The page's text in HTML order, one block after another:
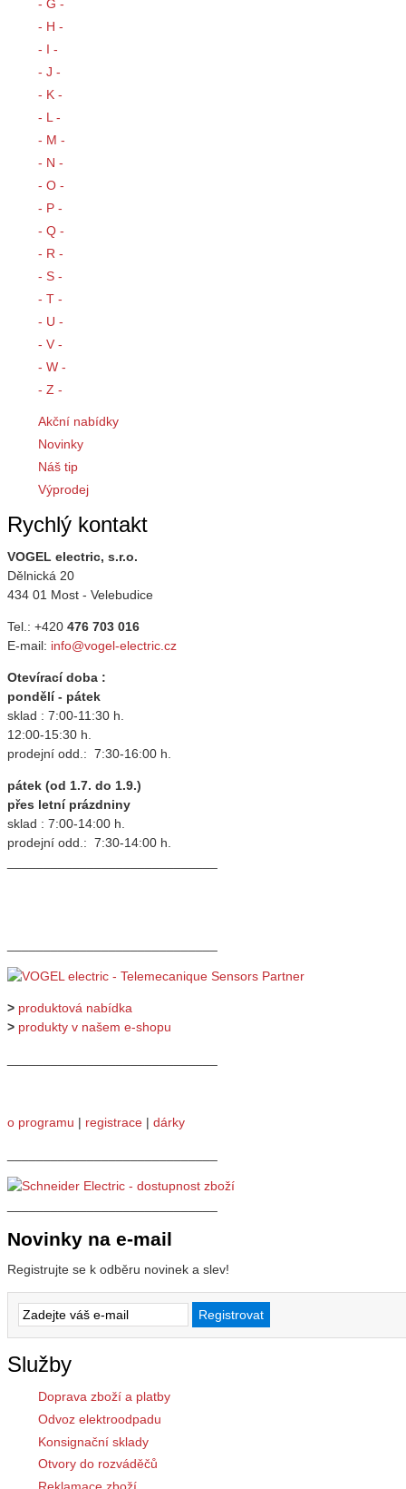
- G -
- H -
- I -
- J -
- K -
- L -
- M -
- N -
- O -
- P -
- Q -
- R -
- S -
- T -
- U -
- V -
- W -
- Z -
Akční nabídky
Novinky
Náš tip
Výprodej
Rychlý kontakt
VOGEL electric, s.r.o.
Dělnická 20
434 01 Most - Velebudice
Tel.: +420 476 703 016
E-mail: info@vogel-electric.cz
Otevírací doba :
pondělí - pátek
sklad : 7:00-11:30 h.
12:00-15:30 h.
prodejní odd.: 7:30-16:00 h.
pátek (od 1.7. do 1.9.)
přes letní prázdniny
sklad : 7:00-14:00 h.
prodejní odd.: 7:30-14:00 h.
> produktová nabídka
> produkty v našem e-shopu
o programu | registrace | dárky
Novinky na e-mail
Registrujte se k odběru novinek a slev!
Služby
Doprava zboží a platby
Odvoz elektroodpadu
Konsignační sklady
Otvory do rozváděčů